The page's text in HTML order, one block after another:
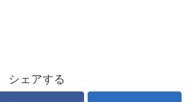
シェアする